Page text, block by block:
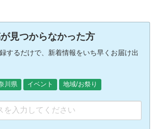
見つからなかった方
するだけで、新着情報をいち早くお届け出
川県 イベント 地域/お祭り